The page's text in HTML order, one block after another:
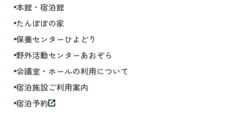
本館・宿泊館
たんぽぽの家
保養センターひよどり
野外活動センターあおぞら
会議室・ホールの利用について
宿泊施設ご利用案内
宿泊予約